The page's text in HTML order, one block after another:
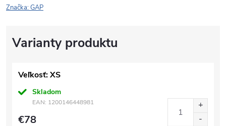
Značka:GAP
Veľkosť: XS
Skladom
EAN: 1200146448981
€78